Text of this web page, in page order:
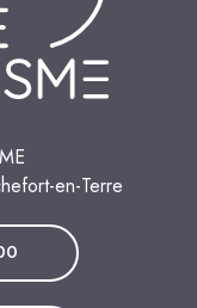
en-Terre